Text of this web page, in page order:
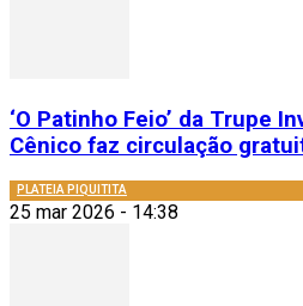
‘O Patinho Feio’ da Trupe
Cênico faz circulação
PLATEIA PIQUITITA
25 mar 2026 - 14:38